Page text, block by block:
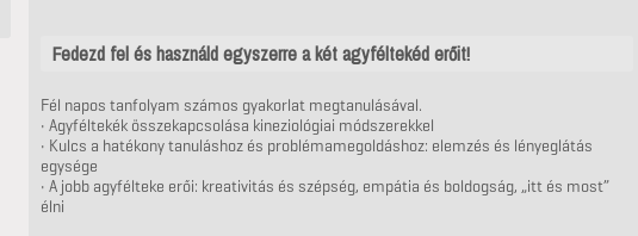
Fedezd fel és használd egyszerre a két agyféltekéd erőit!
Fél napos tanfolyam számos gyakorlat megtanulásával.
• Agyféltekék összekapcsolása kineziológiai módszerekkel
• Kulcs a hatékony tanuláshoz és problémamegoldáshoz: elemzés és lényeglátás
egysége
• A jobb agyfélteke erői: kreativitás és szépség, empátia és boldogság, „itt és most”
élni